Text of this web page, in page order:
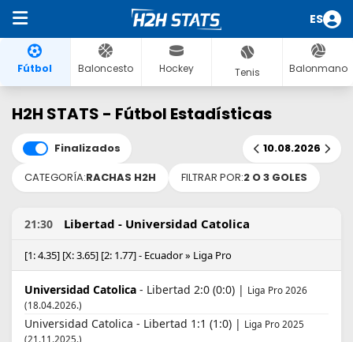
ES
Fútbol Baloncesto Hockey Tenis Balonmano
H2H STATS - Fútbol Estadísticas
Finalizados
10.08.2026
CATEGORÍA:RACHAS H2H FILTRAR POR:2 O 3 GOLES
21:30 Libertad - Universidad Catolica
[1: 4.35] [X: 3.65] [2: 1.77] - Ecuador » Liga Pro
Universidad Catolica - Libertad 2:0 (0:0) | Liga Pro 2026
(18.04.2026.)
Universidad Catolica - Libertad 1:1 (1:0) | Liga Pro 2025
(21.11.2025.)